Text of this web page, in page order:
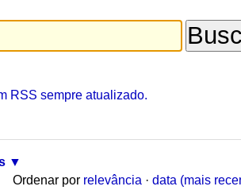
RSS sempre atualizado.
Ordenar por relevância · data (mais